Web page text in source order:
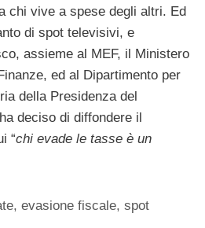
chi vive a spese degli altri. Ed
di spot televisivi, e
assieme al MEF, il Ministero
ed al Dipartimento per
della Presidenza del
deciso di diffondere il
“chi evade le tasse è un
,evasione fiscale,spot